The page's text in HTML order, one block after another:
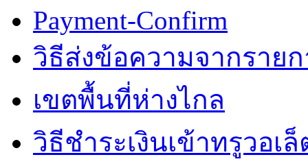
Payment-Confirm
วิธีส่งข้อความจากราย
เขตพื้นที่ห่างไกล
วิธีชำระเงินเข้าทรูวอเล็